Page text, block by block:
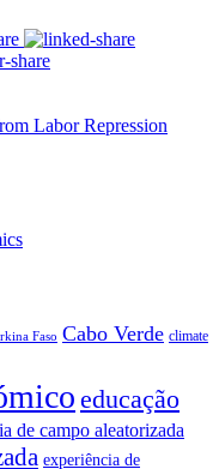
Labor Repression
Faso Cabo Verde climate
educação
de campo aleatorizada
experiência de